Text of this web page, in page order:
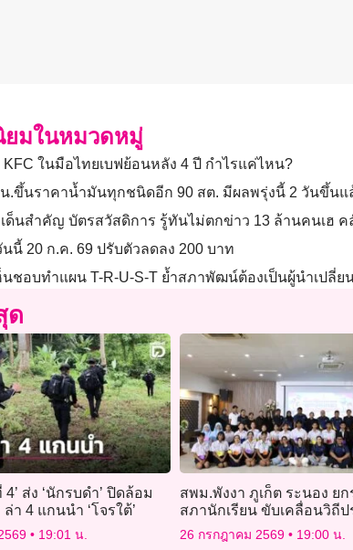
ยมในหมวดหมู่
KFC ในมือไทยเบฟย้อนหลัง 4 ปี กำไรแค่ไหน?
.ขึ้นราคาน้ำมันทุกชนิดอีก 90 สต. มีผลพรุ่งนี้ 2 วันขึ้นแ
ด็นสำคัญ บัตรสวัสดิการ รู้ทันไม่ตกข่าว 13 ล้านคนเฮ ค
นี้ 20 ก.ค. 69 ปรับตัวลดลง 200 บาท
ห็นชอบทำแผน T-R-U-S-T ย้ำสภาพัฒน์ต้องเป็นผู้นำเปลี่ย
ด
ส่ง ‘นักรบดำ’ ปิดล้อม
ล่า 4 แกนนำ ‘โจรใต้’
19:01 น.
สพม.พังงา ภูเก็ต ระนอง ย
สภานักเรียน ขับเคลื่อนวิถีป
26 กรกฎาคม 2569 19:00 น.